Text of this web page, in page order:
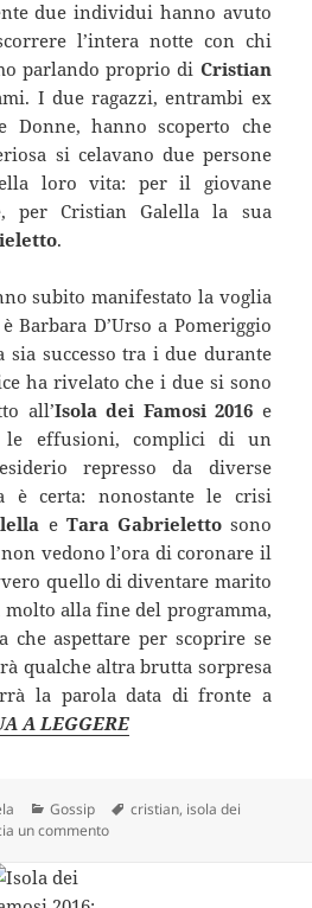
due individui hanno avuto
l’intera notte con chi
parlando proprio di Cristian
I due ragazzi, entrambi ex
hanno scoperto che
si celavano due persone
loro vita: per il giovane
per Cristian Galella la sua
.
subito manifestato la voglia
Barbara D’Urso a Pomeriggio
sia successo tra i due durante
ha rivelato che i due si sono
all’Isola dei Famosi 2016 e
le effusioni, complici di un
represso da diverse
è certa: nonostante le crisi
eTara Gabrielettosono
vedono l’ora di coronare il
quello di diventare marito
molto alla fine del programma,
che aspettare per scoprire se
qualche altra brutta sorpresa
la parola data di fronte a
A LEGGERE
Categorie
Gossip Tag
cristian, isola dei
un commentosu Isola dei Famosi 2016: